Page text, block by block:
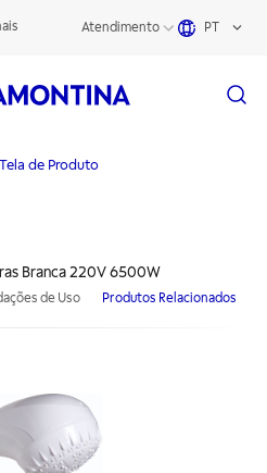
Atendimento PT
Tela de Produto
Branca 220V 6500W
de Uso Produtos Relacionados